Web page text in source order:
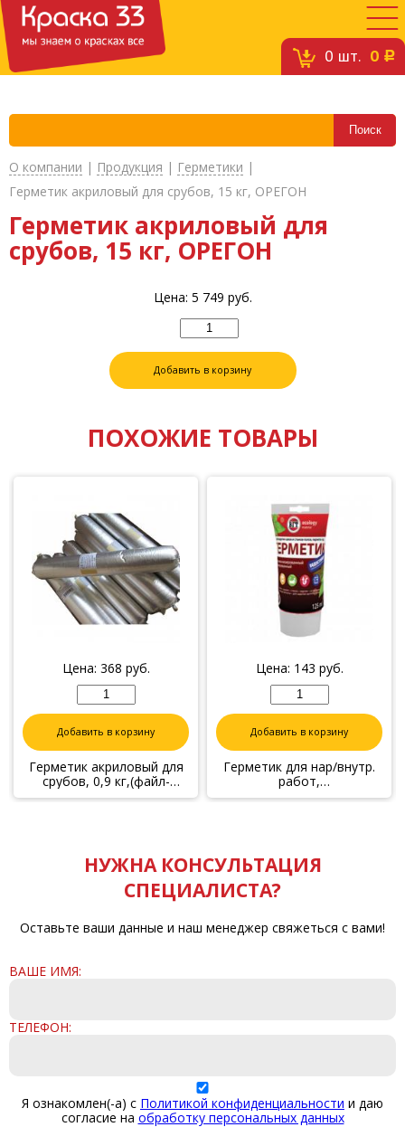
0 шт. 0 c
О компании | Продукция | Герметики |
Герметик акриловый для срубов, 15 кг, ОРЕГОН
Герметик акриловый для
срубов, 15 кг, ОРЕГОН
Цена: 5 749 руб.
Добавить в корзину
ПОХОЖИЕ ТОВАРЫ
Цена: 368 руб.
Добавить в корзину
Герметик акриловый для
срубов, 0,9 кг,(файл-
пакет) ОРЕГОН
Цена: 143 руб.
Добавить в корзину
Герметик для нар/внутр.
работ,
силиконизированный Бук
НУЖНА КОНСУЛЬТАЦИЯ
СПЕЦИАЛИСТА?
Оставьте ваши данные и наш менеджер свяжеться с вами!
ВАШЕ ИМЯ:
ТЕЛЕФОН:
Я ознакомлен(-а) с Политикой конфиденциальности и даю
согласие на обработку персональных данных